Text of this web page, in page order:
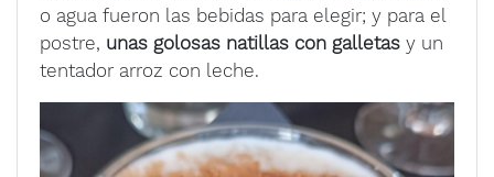
o agua fueron las bebidas para elegir; y para el
postre, unas golosas natillas con galletas y un
tentador arroz con leche.